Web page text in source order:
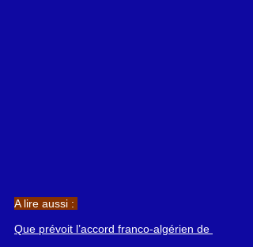
A lire aussi :
Que prévoit l’accord franco-algérien de